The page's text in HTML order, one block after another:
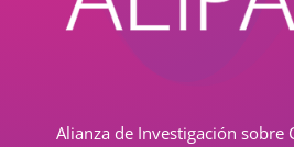
Alianza de Investigación sobre